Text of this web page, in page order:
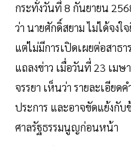
กระทั่งวันที่ 8 กันยายน
ว่า นายศักดิ์สยาม ไม่ได้จ
แต่ไม่มีการเปิดเผยต่อสาธ
แถลงข่าว เมื่อวันที่ 23 เม
จรรยา เห็นว่า รายละเอีย
ประการ และอาจขัดแย้งกับ
ศาลรัฐธรรมนูญก่อนหน้า